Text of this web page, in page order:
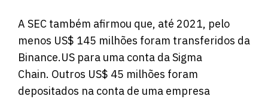
A SEC também afirmou que, até 2021, pelo
menos US$ 145 milhões foram transferidos da
Binance.US para uma conta da Sigma
Chain. Outros US$ 45 milhões foram
depositados na conta de uma empresa